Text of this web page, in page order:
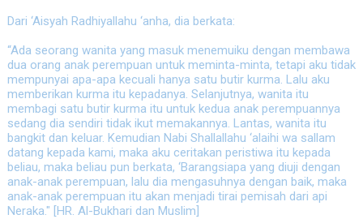
Dari ‘Aisyah Radhiyallahu ‘anha, dia berkata:
“Ada seorang wanita yang masuk menemuiku dengan membawa
dua orang anak perempuan untuk meminta-minta, tetapi aku tidak
mempunyai apa-apa kecuali hanya satu butir kurma. Lalu aku
memberikan kurma itu kepadanya. Selanjutnya, wanita itu
membagi satu butir kurma itu untuk kedua anak perempuannya
sedang dia sendiri tidak ikut memakannya. Lantas, wanita itu
bangkit dan keluar. Kemudian Nabi Shallallahu ‘alaihi wa sallam
datang kepada kami, maka aku ceritakan peristiwa itu kepada
beliau, maka beliau pun berkata, ‘Barangsiapa yang diuji dengan
anak-anak perempuan, lalu dia mengasuhnya dengan baik, maka
anak-anak perempuan itu akan menjadi tirai pemisah dari api
Neraka." [HR. Al-Bukhari dan Muslim]